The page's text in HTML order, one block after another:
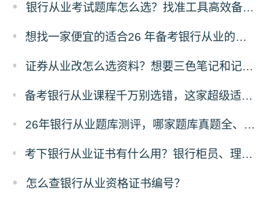
银行从业考试题库怎么选？找准工具高效备考！
想找一家便宜的适合26 年备考银行从业的刷题题库，求推荐！
证券从业改怎么选资料？想要三色笔记和记忆口诀资料哪里有？
备考银行从业课程千万别选错，这家超级适合零基础，主要还实惠！
26年银行从业题库测评，哪家题库真题全、免费东西多？
考下银行从业证书有什么用？银行柜员、理财经理、客户经理是否强制持证？
怎么查银行从业资格证书编号？